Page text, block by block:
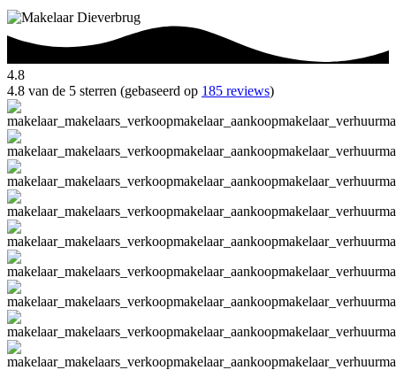
4.8
4.8 van de 5 sterren (gebaseerd op 185 reviews)